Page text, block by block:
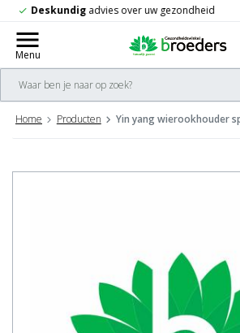
check Gratisverzending vanaf
menu
Menu
Home Producten Yin yang wierookhouder